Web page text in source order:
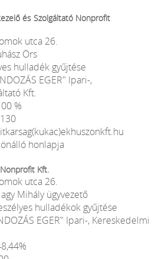
és Szolgáltató Nonprofit
utca 26.
Örs
hulladék gyűjtése
EGER" Ipari-,
Kft.
%
honlapja
Kft.
utca 26.
Mihály ügyvezető
hulladékok gyűjtése
EGER" Ipari-, Kereskedelmi